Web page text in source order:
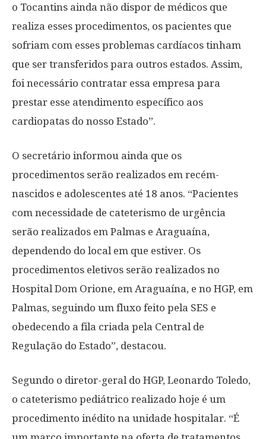
o Tocantins ainda não dispor de médicos que
realiza esses procedimentos, os pacientes que
sofriam com esses problemas cardíacos tinham
que ser transferidos para outros estados. Assim,
foi necessário contratar essa empresa para
prestar esse atendimento específico aos
cardiopatas do nosso Estado”.
O secretário informou ainda que os
procedimentos serão realizados em recém-
nascidos e adolescentes até 18 anos. “Pacientes
com necessidade de cateterismo de urgência
serão realizados em Palmas e Araguaína,
dependendo do local em que estiver. Os
procedimentos eletivos serão realizados no
Hospital Dom Orione, em Araguaína, e no HGP, em
Palmas, seguindo um fluxo feito pela SES e
obedecendo a fila criada pela Central de
Regulação do Estado”, destacou.
Segundo o diretor-geral do HGP, Leonardo Toledo,
o cateterismo pediátrico realizado hoje é um
procedimento inédito na unidade hospitalar. “É